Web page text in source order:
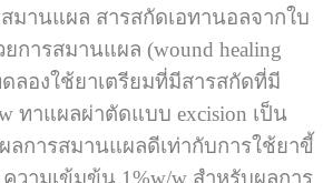
แผล สารสกัดเอทานอลจากใบ
การสมานแผล (wound healing
ลองใช้ยาเตรียมที่มีสารสกัดที่มี
ทาแผลผ่าตัดแบบ excision เป็น
ลการสมานแผลดีเท่ากับการใช้ยาขี้